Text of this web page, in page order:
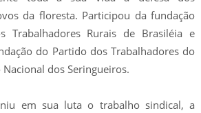
da floresta. Participou da fundação
Trabalhadores Rurais de Brasiléia e
do Partido dos Trabalhadores do
dos Seringueiros.
em sua luta o trabalho sindical, a